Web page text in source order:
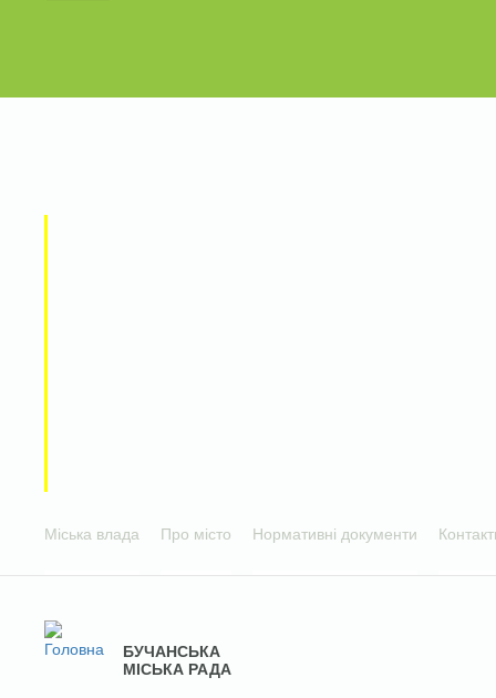
Міська влада Про місто Нормативні документи
БУЧАНСЬКА
МІСЬКА РАДА